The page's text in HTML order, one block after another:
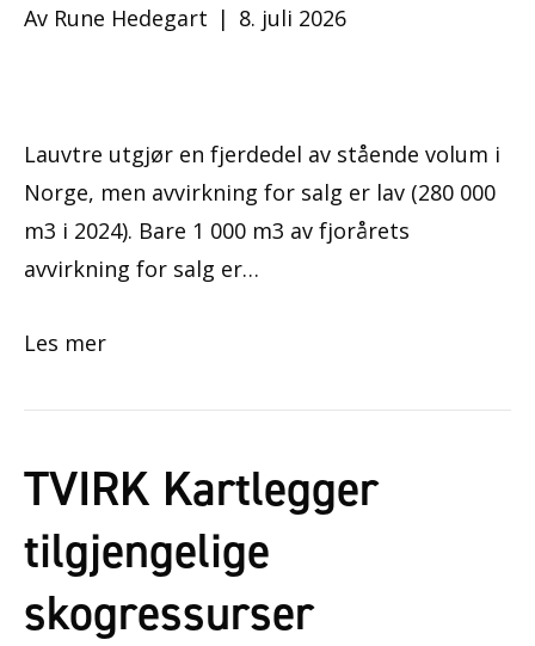
Av Rune Hedegart | 8. juli 2026
Lauvtre utgjør en fjerdedel av stående volum i
Norge, men avvirkning for salg er lav (280 000
m3 i 2024). Bare 1 000 m3 av fjorårets
avvirkning for salg er…
Les mer
TVIRK Kartlegger
tilgjengelige
skogressurser